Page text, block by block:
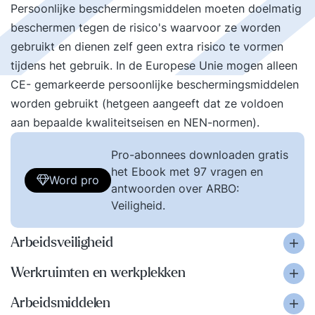
Persoonlijke beschermingsmiddelen moeten doelmatig
beschermen tegen de risico's waarvoor ze worden
gebruikt en dienen zelf geen extra risico te vormen
tijdens het gebruik. In de Europese Unie mogen alleen
CE- gemarkeerde persoonlijke beschermingsmiddelen
worden gebruikt (hetgeen aangeeft dat ze voldoen
aan bepaalde kwaliteitseisen en NEN-normen).
Word pro
Pro-abonnees downloaden gratis
het Ebook met 97 vragen en
antwoorden over ARBO:
Veiligheid.
Arbeidsveiligheid
Werkruimten en werkplekken
Arbeidsmiddelen